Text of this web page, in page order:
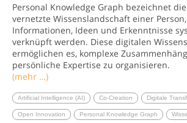
Personal Knowledge Graph bezeichnet
vernetzte Wissenslandschaft einer
Informationen, Ideen und Erkenntnisse
verknüpft werden. Diese digitalen
ermöglichen es, komplexe
persönliche Expertise zu organisieren.
(mehr …)
Artificial Intelligence (AI) Co-Creation Digitale
Open Innovation Personal Knowledge Graph